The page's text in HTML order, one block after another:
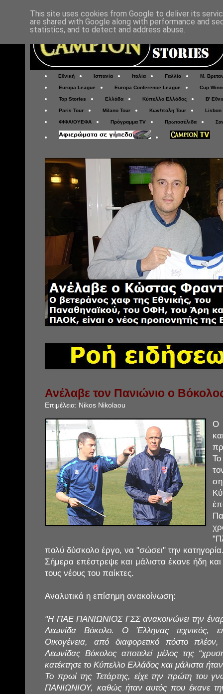
Εθνική Ισπανία Ιταλία Γαλλία Μ.
Europa League Europa Conference League Cup
Top Stories Ελλάδα Κύπελλο Ελλάδος Β'
Paris Tour Milano Tour Κων/πολη Tour Lisbon
ΦΙΦΑ/ΟΥΕΦΑ Πρόγραμμα TV Πρωτοσέλιδα
Ανέλαβε τον Πανιώνιο ο
Επιμέλεια: Nikos Nikolaou
πολύ δύσκολο έργο, να "σώσει" την
Σήμερα επέστρεψε και μάλιστα έκανε ήδη
τους νέους του παίκτες.
Αναλυτικά η επίσημη ανακοίνωση:
"Η ΠΑΕ ΠΑΝΙΩΝΙΟΣ ΓΣΣ ανακοινώνει την
Λεωνίδα Βόκολο. Ο Έλληνας τεχνικός,
Οικογένεια, από διαφορετικό πόστο
Λεωνίδας Βόκολος αποτελεί μέλος της
κατέκτησε το Κύπελλο Ελλάδος και μάλιστα
Το πρωί της Τετάρτης, είχε την πρώτη του
ΠΑΝΙΩΝΙΟΥ, καθώς ήταν αυτός που έκανε
This site uses cookies from Google to deliver its
are shared with Google along with performance and
statistics, and to detect and address abuse.